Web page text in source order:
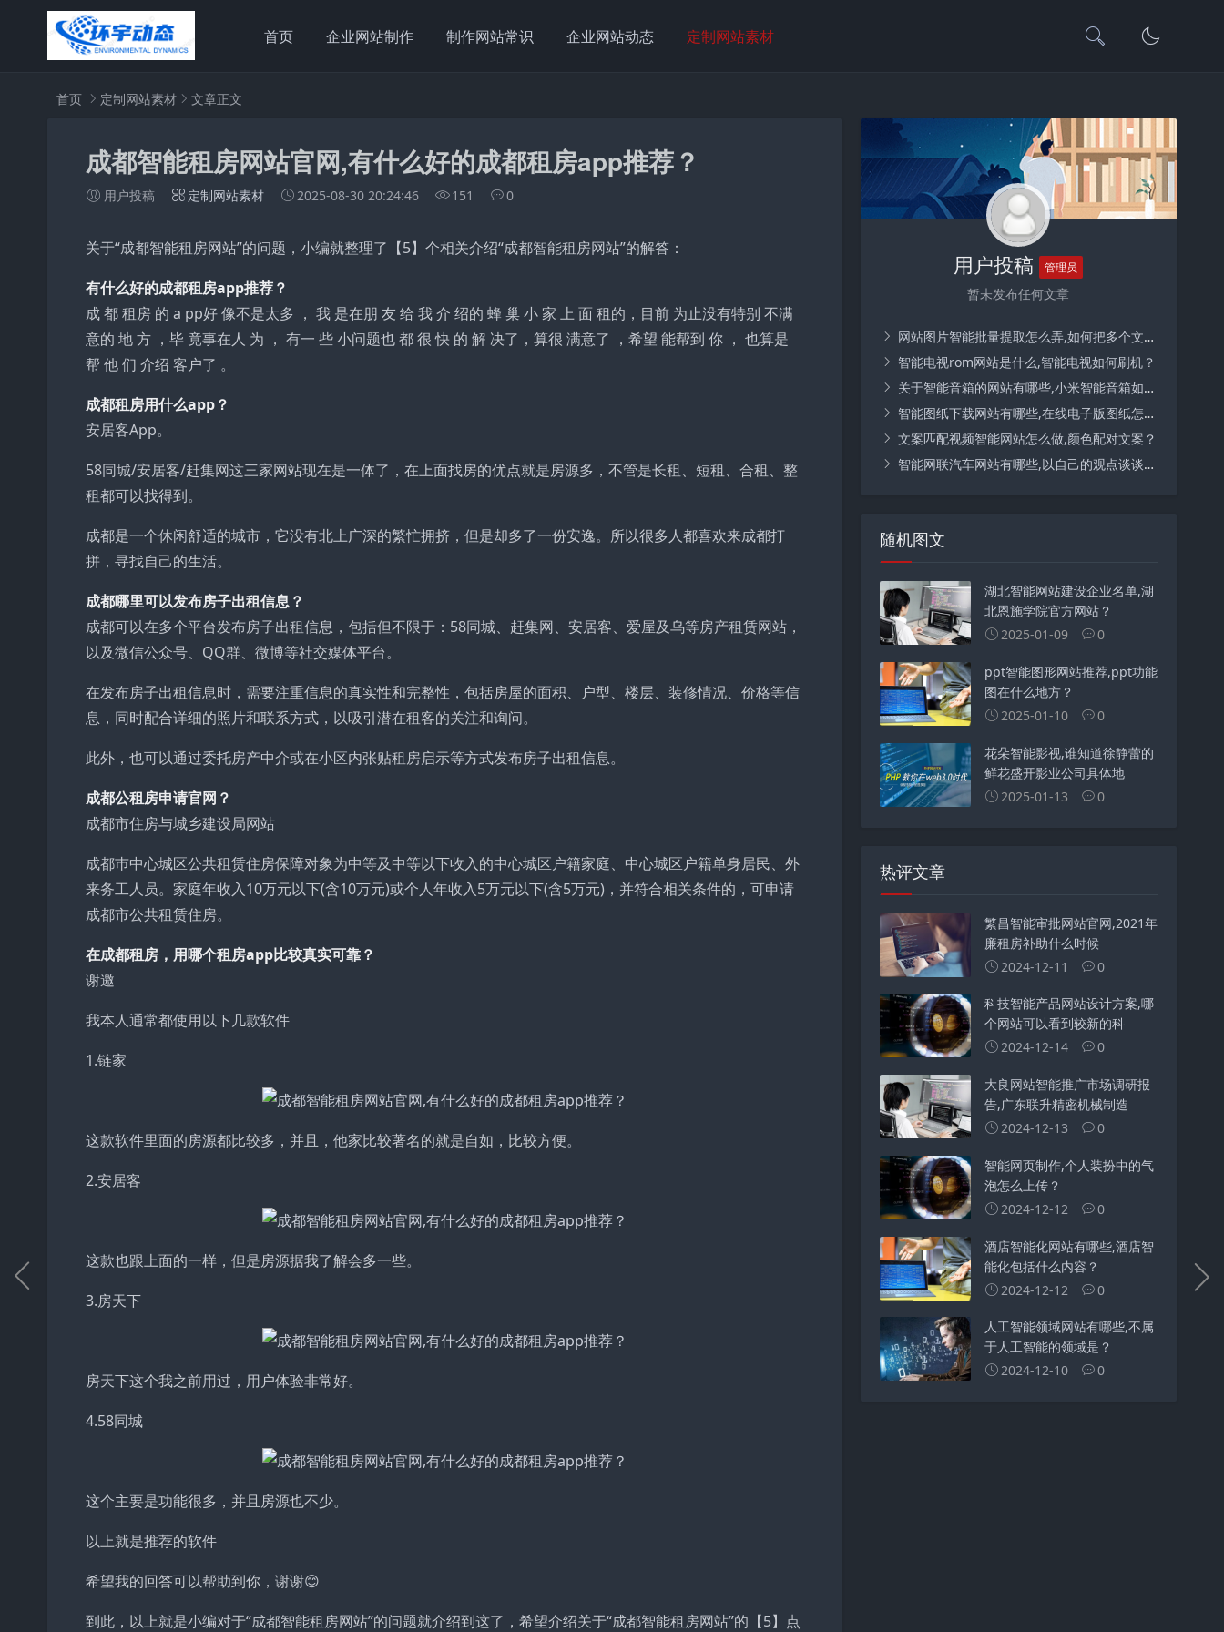
首页 企业网站制作 制作网站常识 企业网站动态 定制网站素材
首页 定制网站素材 文章正文
成都智能租房网站官网,有什么好的成都租房app推荐？
用户投稿 定制网站素材 2025-08-30 20:24:46 151 0
关于“成都智能租房网站”的问题，小编就整理了【5】个相关介绍“成都智能租房网站”的解答：
有什么好的成都租房app推荐？
成 都 租房 的 a pp好 像不是太多 ， 我 是在朋 友 给 我 介 绍的 蜂 巢 小 家 上 面 租的，目前 为止没有特别 不满
意的 地 方 ，毕 竟事在人 为 ， 有一 些 小问题也 都 很 快 的 解 决了，算很 满意了 ，希望 能帮到 你 ， 也算是
帮 他 们 介绍 客户了 。
成都租房用什么app？
安居客App。
58同城/安居客/赶集网这三家网站现在是一体了，在上面找房的优点就是房源多，不管是长租、短租、合租、整
租都可以找得到。
成都是一个休闲舒适的城市，它没有北上广深的繁忙拥挤，但是却多了一份安逸。所以很多人都喜欢来成都打
拼，寻找自己的生活。
成都哪里可以发布房子出租信息？
成都可以在多个平台发布房子出租信息，包括但不限于：58同城、赶集网、安居客、爱屋及乌等房产租赁网站，
以及微信公众号、QQ群、微博等社交媒体平台。
在发布房子出租信息时，需要注重信息的真实性和完整性，包括房屋的面积、户型、楼层、装修情况、价格等信
息，同时配合详细的照片和联系方式，以吸引潜在租客的关注和询问。
此外，也可以通过委托房产中介或在小区内张贴租房启示等方式发布房子出租信息。
成都公租房申请官网？
成都市住房与城乡建设局网站
成都巿中心城区公共租赁住房保障对象为中等及中等以下收入的中心城区户籍家庭、中心城区户籍单身居民、外
来务工人员。家庭年收入10万元以下(含10万元)或个人年收入5万元以下(含5万元)，并符合相关条件的，可申请
成都市公共租赁住房。
在成都租房，用哪个租房app比较真实可靠？
谢邀
我本人通常都使用以下几款软件
1.链家
这款软件里面的房源都比较多，并且，他家比较著名的就是自如，比较方便。
2.安居客
这款也跟上面的一样，但是房源据我了解会多一些。
3.房天下
房天下这个我之前用过，用户体验非常好。
4.58同城
这个主要是功能很多，并且房源也不少。
以上就是推荐的软件
希望我的回答可以帮助到你，谢谢😊
到此，以上就是小编对于“成都智能租房网站”的问题就介绍到这了，希望介绍关于“成都智能租房网站”的【5】点
用户投稿 管理员
暂未发布任何文章
网站图片智能批量提取怎么弄,如何把多个文件夹的图片一键提取？
智能电视rom网站是什么,智能电视如何刷机？
关于智能音箱的网站有哪些,小米智能音箱如何控制家里的灯？
智能图纸下载网站有哪些,在线电子版图纸怎么下载？
文案匹配视频智能网站怎么做,颜色配对文案？
智能网联汽车网站有哪些,以自己的观点谈谈智能网联汽车未来的发展？
随机图文
湖北智能网站建设企业名单,湖
北恩施学院官方网站？
2025-01-09
0
ppt智能图形网站推荐,ppt功能
图在什么地方？
2025-01-10
0
花朵智能影视,谁知道徐静蕾的
鲜花盛开影业公司具体地
2025-01-13
0
热评文章
繁昌智能审批网站官网,2021年
廉租房补助什么时候
2024-12-11
0
科技智能产品网站设计方案,哪
个网站可以看到较新的科
2024-12-14
0
大良网站智能推广市场调研报
告,广东联升精密机械制造
2024-12-13
0
智能网页制作,个人装扮中的气
泡怎么上传？
2024-12-12
0
酒店智能化网站有哪些,酒店智
能化包括什么内容？
2024-12-12
0
人工智能领域网站有哪些,不属
于人工智能的领域是？
2024-12-10
0